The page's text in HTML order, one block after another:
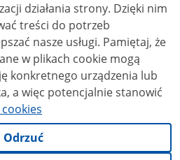
strony. Dzięki nim
treści do potrzeb
usługi. Pamiętaj, że
w plikach cookie mogą
konkretnego urządzenia lub
a więc potencjalnie stanowić
Odrzuć